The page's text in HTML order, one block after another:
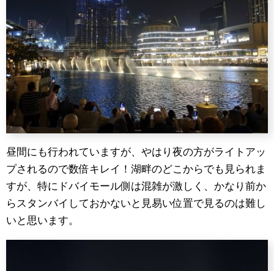
昼間にも行われていますが、やはり夜の方がライトアッ
プされるので数倍キレイ！湖畔のどこからでも見られま
すが、特にドバイモール側は混雑が激しく、かなり前か
らスタンバイしておかないと見易い位置で見るのは難し
いと思います。